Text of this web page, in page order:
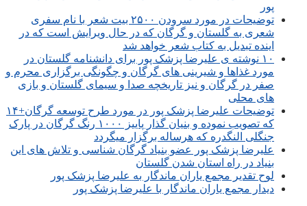
پور
توضیحات در مورد سرودن ۲۵۰۰ بیت شعر با نام سفری
شعری به گلستان و گرگان که در حال ویرایش است که در
اینده تبدیل به کتاب شعر خواهد شد
۱۰ نوشته ی علیرضا پزشک پور برای دانشنامه گلستان در
مورد غذاها و شیرینی های گرگان و چگونگی برگزاری محرم و
صفر در گرگان و نیز تاریخچه صدا و سیمای گلستان و بازی
های محلی
توضیحات علیرضا پزشک پور در مورد طرح توسعه گرگان+۱۴
که تصویب نموده و بنیان گذار پاییز ۱۰۰۰ رنگ گرگان در پارک
جنگلی النگدره که هرساله برگزار میگردد
علیرضا پزشک پور عضو بنیاد گرگان شناسی و تلاش های این
بنیاد در راه استان شدن گلستان
لوح تقدیر مجمع یاران ماندگار به علیرضا پزشک پور
دیدار مجمع یاران ماندگار با علیرضا پزشک پور